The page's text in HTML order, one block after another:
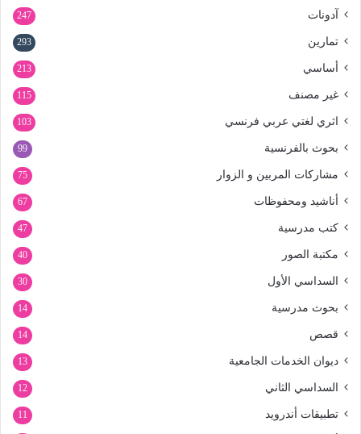
آدونات 247
تمارين 293
أساسي 213
غير مصنف 115
اثري لغتي عربي فرنسي 103
بحوث بالفرنسية 99
مشاركات المربين و الزوار 75
أناشيد ومحفوظات 67
كتب مدرسية 47
مكتبة الصور 40
السداسي الأول 30
بحوث مدرسية 14
قصص 14
ديوان الخدمات الجامعية 13
السداسي الثاني 12
تطبيقات أندرويد 11